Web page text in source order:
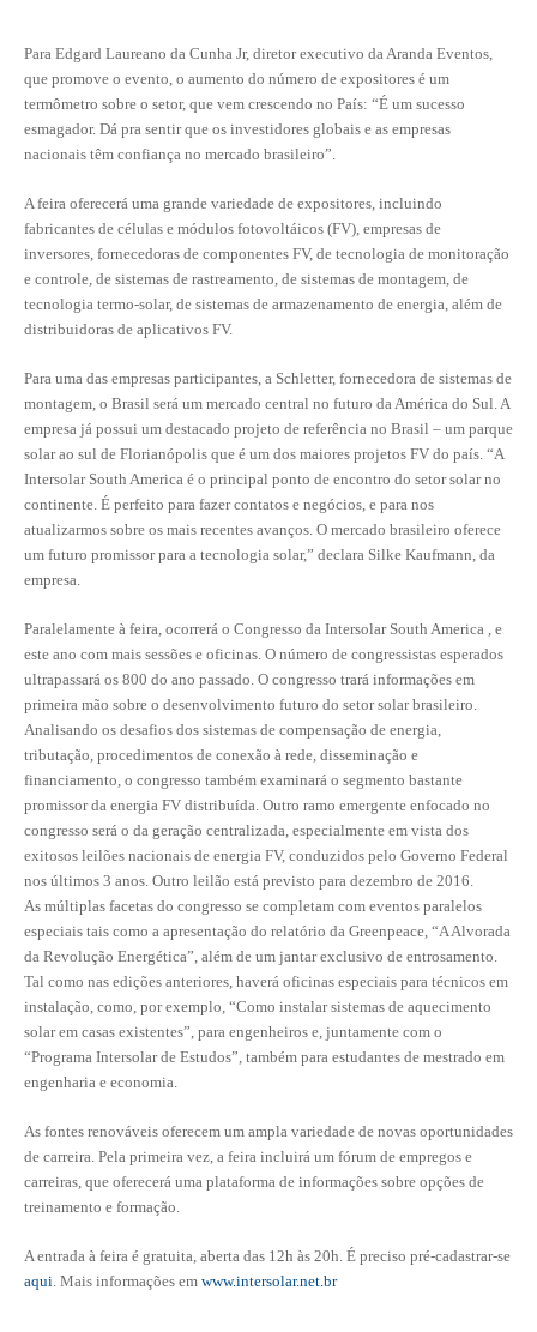
FGTS CORREÇÃO
LEGISLAÇÃO
LEI 4.950-A/1966 – PISO SALARIAL
LEI 5.194/1966 – REGULAMENTAÇÃO DA PROFISSÃO
LEI 6.496/1977 – ART
RES 1.002/2002 – CÓDIGO DE ÉTICA
PISO SALARIAL
FIQUE POR DENTRO
OPORTUNIDADES
APRESENTAÇÃO
AUTÔNOMOS E SERVIÇOS
GUIA DAS ENGENHARIAS
CONTATO
CURSOS
ENGENHEIRO EMPREENDEDOR
SEESP EDUCAÇÃO
PLATAFORMAS GRATUITAS
BENEFÍCIOS
APOSENTADORIA
CONVÊNIOS
SEESPPREV
Para Edgard Laureano da Cunha Jr, diretor executivo da Aranda Eventos,
que promove o evento, o aumento do número de expositores é um
termômetro sobre o setor, que vem crescendo no País: “É um sucesso
esmagador. Dá pra sentir que os investidores globais e as empresas
nacionais têm confiança no mercado brasileiro”.
A feira oferecerá uma grande variedade de expositores, incluindo
fabricantes de células e módulos fotovoltáicos (FV), empresas de
inversores, fornecedoras de componentes FV, de tecnologia de monitoração
e controle, de sistemas de rastreamento, de sistemas de montagem, de
tecnologia termo-solar, de sistemas de armazenamento de energia, além de
distribuidoras de aplicativos FV.
Para uma das empresas participantes, a Schletter, fornecedora de sistemas de
montagem, o Brasil será um mercado central no futuro da América do Sul. A
empresa já possui um destacado projeto de referência no Brasil – um parque
solar ao sul de Florianópolis que é um dos maiores projetos FV do país. “A
Intersolar South America é o principal ponto de encontro do setor solar no
continente. É perfeito para fazer contatos e negócios, e para nos
atualizarmos sobre os mais recentes avanços. O mercado brasileiro oferece
um futuro promissor para a tecnologia solar,” declara Silke Kaufmann, da
empresa.
Paralelamente à feira, ocorrerá o Congresso da Intersolar South America , e
este ano com mais sessões e oficinas. O número de congressistas esperados
ultrapassará os 800 do ano passado. O congresso trará informações em
primeira mão sobre o desenvolvimento futuro do setor solar brasileiro.
Analisando os desafios dos sistemas de compensação de energia,
tributação, procedimentos de conexão à rede, disseminação e
financiamento, o congresso também examinará o segmento bastante
promissor da energia FV distribuída. Outro ramo emergente enfocado no
congresso será o da geração centralizada, especialmente em vista dos
exitosos leilões nacionais de energia FV, conduzidos pelo Governo Federal
nos últimos 3 anos. Outro leilão está previsto para dezembro de 2016.
As múltiplas facetas do congresso se completam com eventos paralelos
especiais tais como a apresentação do relatório da Greenpeace, “A Alvorada
da Revolução Energética”, além de um jantar exclusivo de entrosamento.
Tal como nas edições anteriores, haverá oficinas especiais para técnicos em
instalação, como, por exemplo, “Como instalar sistemas de aquecimento
solar em casas existentes”, para engenheiros e, juntamente com o
“Programa Intersolar de Estudos”, também para estudantes de mestrado em
engenharia e economia.
As fontes renováveis oferecem um ampla variedade de novas oportunidades
de carreira. Pela primeira vez, a feira incluirá um fórum de empregos e
carreiras, que oferecerá uma plataforma de informações sobre opções de
treinamento e formação.
A entrada à feira é gratuita, aberta das 12h às 20h. É preciso pré-cadastrar-se
aqui. Mais informações em www.intersolar.net.br